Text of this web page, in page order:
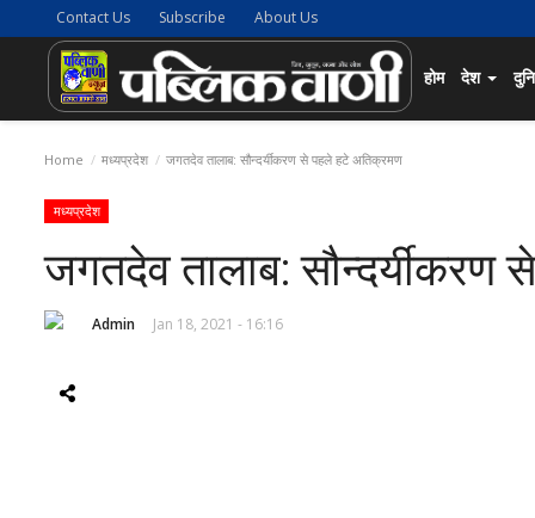
Contact Us Subscribe About Us
होम देश
Home मध्यप्रदेश जगतदेव तालाब: सौन्दर्यीकरण से पहले हटे अतिक्रमण
मध्यप्रदेश
जगतदेव तालाब:
Admin Jan 18, 2021 - 16:16